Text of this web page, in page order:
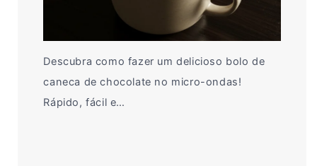
Descubra como fazer um delicioso bolo de
caneca de chocolate no micro-ondas!
Rápido, fácil e…